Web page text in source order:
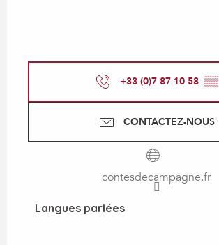
+33 (0)7 87 10 58 ▒▒
CONTACTEZ-NOUS
contesdecampagne.fr
Langues parlées
Langues parlées